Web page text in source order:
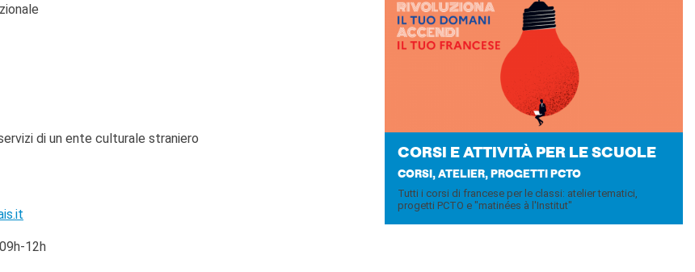
di un ente culturale straniero
12h
CORSI E AT­TI­VITÀ PER LE SCUO­LE
CORSI, ATELIER, PROGETTI PCTO
Tutti i corsi di francese per le classi: atelier tematici,
progetti PCTO e "matinées à l'Institut"